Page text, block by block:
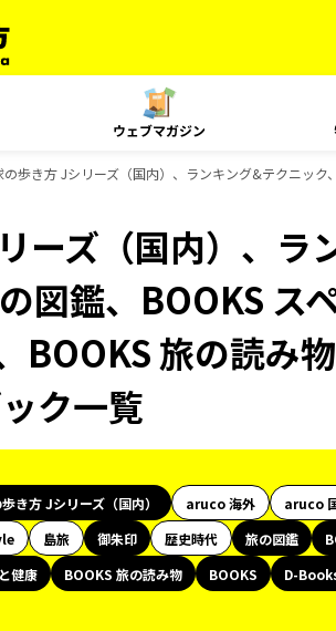
ウェブマガジン
の歩き方 Jシリーズ（国内）、ランキング&テクニック
ーズ（国内）、ラ
図鑑、BOOKS ス
BOOKS 旅の読み
ク一覧
き方 Jシリーズ（国内） aruco 海外 aruco
島旅 御朱印 歴史時代 旅の図鑑
健康 BOOKS 旅の読み物 BOOKS
D-